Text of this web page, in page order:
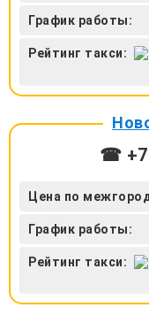
График работы:
Рейтинг такси:
☎ +7
Цена по
График работы:
Рейтинг такси: